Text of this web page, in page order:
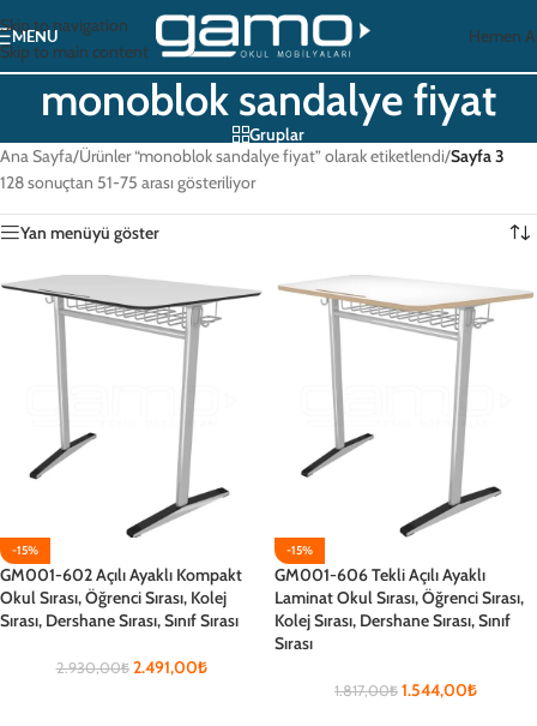
Skip to navigation
Skip to main content
MENU Hemen
monoblok sandalye fiyat
Gruplar
Ana Sayfa/Ürünler “monoblok sandalye fiyat” olarak etiketlendi/Sayfa 3
128 sonuçtan 51-75 arası gösteriliyor
Yan menüyü göster
-15%
GM001-602 Açılı Ayaklı Kompakt
Okul Sırası, Öğrenci Sırası, Kolej
Sırası, Dershane Sırası, Sınıf Sırası
2.930,00₺ 2.491,00₺
-15%
GM001-606 Tekli Açılı Ayaklı
Laminat Okul Sırası, Öğrenci Sırası,
Kolej Sırası, Dershane Sırası, Sınıf
Sırası
1.817,00₺ 1.544,00₺